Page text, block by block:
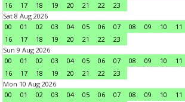
16
17 18 19 20 21 22
23
Sat 8 Aug 2026
00
01 02 03 04 05 06 07 08 09 10 11
16
17 18 19 20 21 22
23
Sun 9 Aug 2026
00
01 02 03 04 05 06 07 08 09 10 11
16
17 18 19 20 21 22
23
Mon 10 Aug 2026
00
01 02 03 04 05 06 07 08 09 10 11